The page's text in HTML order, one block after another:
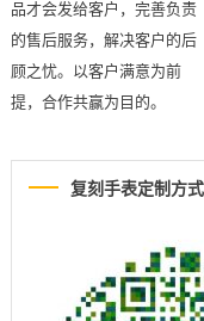
品才会发给客户，完善负责
的售后服务，解决客户的后
顾之忧。以客户满意为前
提，合作共赢为目的。
复刻手表定制方式